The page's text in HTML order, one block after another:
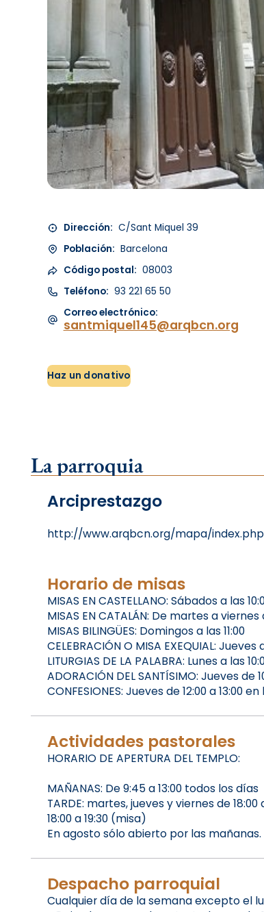
Dirección: C/Sant Miquel 39
Población: Barcelona
Código postal: 08003
Teléfono: 93 221 65 50
Correo electrónico:
santmiquel145@arqbcn.org
Haz un donativo
La parroquia
Arciprestazgo
http://www.arqbcn.org/mapa/
Horario de misas
MISAS EN CASTELLANO: Sábados a las
MISAS EN CATALÁN: De martes a viernes
MISAS BILINGÜES: Domingos a las 11:00
CELEBRACIÓN O MISA EXEQUIAL:
LITURGIAS DE LA PALABRA: Lunes a las
ADORACIÓN DEL SANTÍSIMO: Jueves de
CONFESIONES: Jueves de 12:00 a
Actividades pastorales
HORARIO DE APERTURA DEL TEMPLO:
MAÑANAS: De 9:45 a 13:00 todos los días
TARDE: martes, jueves y viernes de
18:00 a 19:30 (misa)
En agosto sólo abierto por las mañanas.
Despacho parroquial
Cualquier día de la semana excepto el